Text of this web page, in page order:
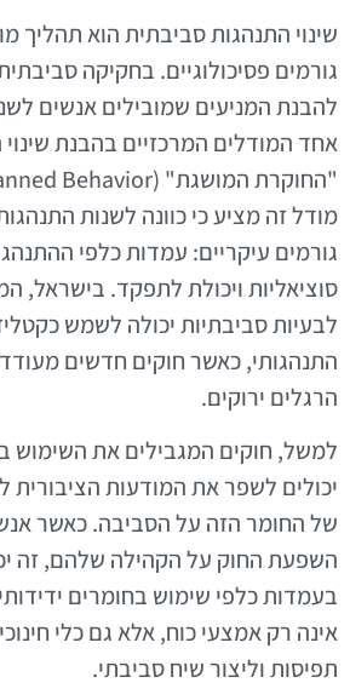
שינוי התנהגות סביבתית הוא תהליך
גורמים פסיכולוגיים. בחקיקה
להבנת המניעים שמובילים אנשים
אחד המודלים המרכזיים בהבנת
מודל זה מציע כי כוונה לשנות
גורמים עיקריים: עמדות כלפי
סוציאליות ויכולת לתפקד. בישראל,
לבעיות סביבתיות יכולה לשמש
התנהגותי, כאשר חוקים חדשים
הרגלים ירוקים.
למשל, חוקים המגבילים את השימוש
יכולים לשפר את המודעות הציבורית
של החומר הזה על הסביבה. כאשר
השפעת החוק על הקהילה שלהם, זה
בעמדות כלפי שימוש בחומרים
אינה רק אמצעי כוח, אלא גם כלי
תפיסות וליצור שיח סביבתי.